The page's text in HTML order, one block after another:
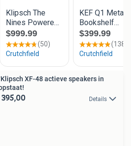
XF-48 actieve speakers in
Details